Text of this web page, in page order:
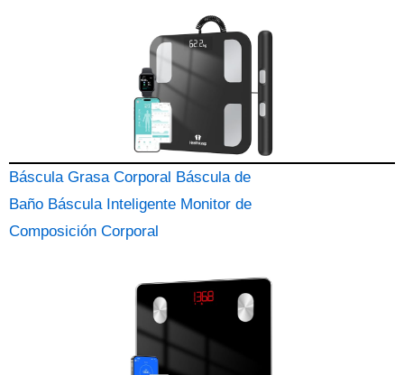
Báscula Grasa Corporal Báscula de
Baño Báscula Inteligente Monitor de
Composición Corporal